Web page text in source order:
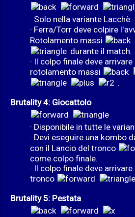
· Solo nella variante Lacchè.
· Ferra/Torr deve colpire
Rotolamento massi
durante il match.
· Il colpo finale deve
rotolamento massi
.
Brutality 4: Giocattolo
· Disponibile in tutte le
· Devi eseguire una kombo
con il Lancio del tronco
come colpo finale.
· Il colpo finale deve
tronco
Brutality 5: Pestata